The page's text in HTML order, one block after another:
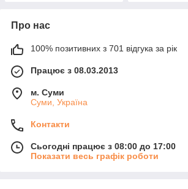
Про нас
100% позитивних з 701 відгука за рік
Працює з 08.03.2013
м. Суми
Суми, Україна
Контакти
Сьогодні працює з 08:00 до 17:00
Показати весь графік роботи